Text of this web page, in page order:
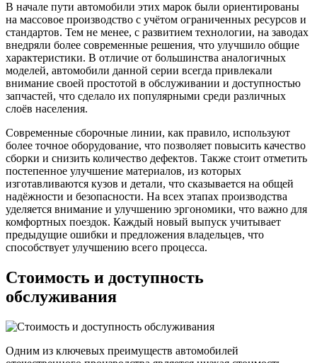
В начале пути автомобили этих марок были ориентированы
на массовое производство с учётом ограниченных ресурсов и
стандартов. Тем не менее, с развитием технологии, на заводах
внедряли более современные решения, что улучшило общие
характеристики. В отличие от большинства аналогичных
моделей, автомобили данной серии всегда привлекали
внимание своей простотой в обслуживании и доступностью
запчастей, что сделало их популярными среди различных
слоёв населения.
Современные сборочные линии, как правило, используют
более точное оборудование, что позволяет повысить качество
сборки и снизить количество дефектов. Также стоит отметить
постепенное улучшение материалов, из которых
изготавливаются кузов и детали, что сказывается на общей
надёжности и безопасности. На всех этапах производства
уделяется внимание и улучшению эргономики, что важно для
комфортных поездок. Каждый новый выпуск учитывает
предыдущие ошибки и предложения владельцев, что
способствует улучшению всего процесса.
Стоимость и доступность
обслуживания
Одним из ключевых преимуществ автомобилей